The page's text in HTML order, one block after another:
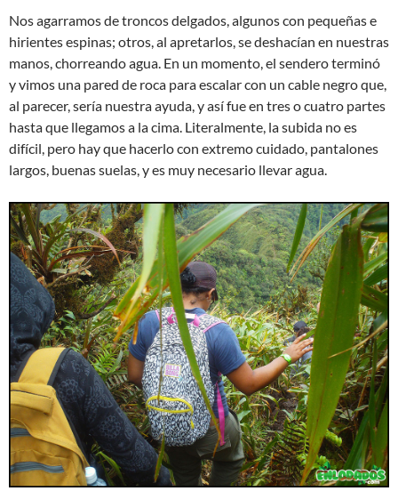
Nos agarramos de troncos delgados, algunos con pequeñas e
hirientes espinas; otros, al apretarlos, se deshacían en nuestras
manos, chorreando agua. En un momento, el sendero terminó
y vimos una pared de roca para escalar con un cable negro que,
al parecer, sería nuestra ayuda, y así fue en tres o cuatro partes
hasta que llegamos a la cima. Literalmente, la subida no es
difícil, pero hay que hacerlo con extremo cuidado, pantalones
largos, buenas suelas, y es muy necesario llevar agua.